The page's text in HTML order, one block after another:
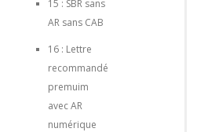
15 : SBR sans
AR sans CAB
16 : Lettre
recommandé
premuim
avec AR
numérique